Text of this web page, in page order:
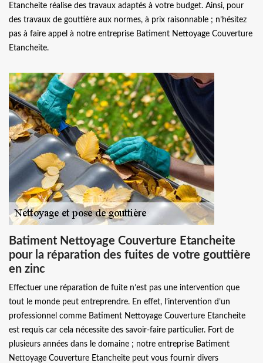
Etancheite réalise des travaux adaptés à votre budget. Ainsi, pour
des travaux de gouttière aux normes, à prix raisonnable ; n’hésitez
pas à faire appel à notre entreprise Batiment Nettoyage Couverture
Etancheite.
Batiment Nettoyage Couverture Etancheite
pour la réparation des fuites de votre gouttière
en zinc
Effectuer une réparation de fuite n’est pas une intervention que
tout le monde peut entreprendre. En effet, l’intervention d’un
professionnel comme Batiment Nettoyage Couverture Etancheite
est requis car cela nécessite des savoir-faire particulier. Fort de
plusieurs années dans le domaine ; notre entreprise Batiment
Nettoyage Couverture Etancheite peut vous fournir divers